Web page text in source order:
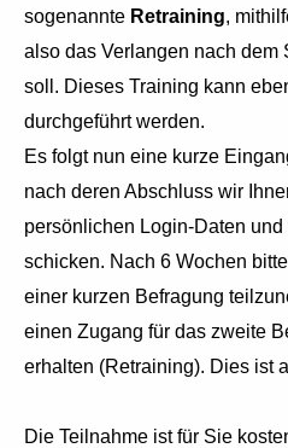
sogenannte Retraining,
also das Verlangen nach dem
soll. Dieses Training kann
durchgeführt werden.
Es folgt nun eine kurze
nach deren Abschluss wir
persönlichen Login-Daten
schicken. Nach 6 Wochen
einer kurzen Befragung
einen Zugang für das zweite
erhalten (Retraining). Dies ist
Die Teilnahme ist für Sie